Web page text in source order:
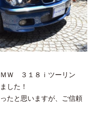
ＭＷ ３１８ｉツーリン
した！
たと思いますが、ご信頼